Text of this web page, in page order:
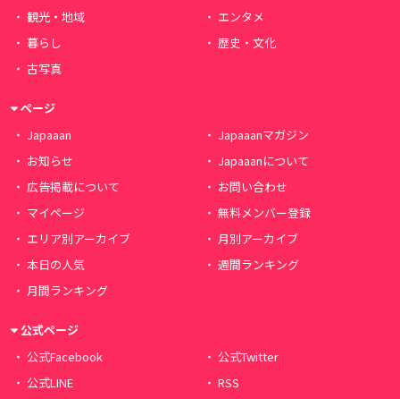
観光・地域
エンタメ
暮らし
歴史・文化
古写真
ページ
Japaaan
Japaaanマガジン
お知らせ
Japaaanについて
広告掲載について
お問い合わせ
マイページ
無料メンバー登録
エリア別アーカイブ
月別アーカイブ
本日の人気
週間ランキング
月間ランキング
公式ページ
公式Facebook
公式Twitter
公式LINE
RSS